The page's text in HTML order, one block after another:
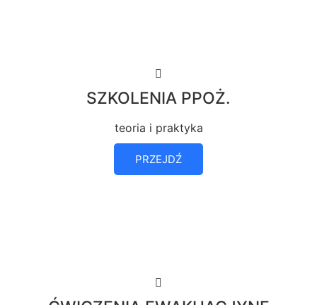
SZKOLENIA PPOŻ.
teoria i praktyka
PRZEJDŹ